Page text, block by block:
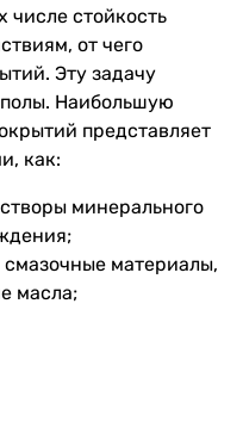
числе стойкость
от чего
Эту задачу
Наибольшую
представляет
как:
минерального
материалы,
масла;